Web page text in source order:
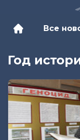
Все
Год